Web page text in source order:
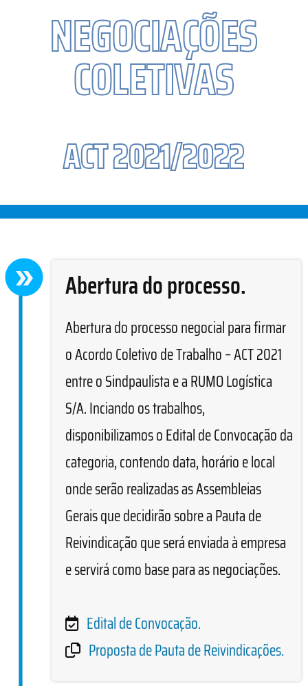
NEGOCIAÇÕES
COLETIVAS
ACT 2021/2022
Abertura do processo.
Abertura do processo negocial para firmar
o Acordo Coletivo de Trabalho – ACT 2021
entre o Sindpaulista e a RUMO Logística
S/A. Inciando os trabalhos,
disponibilizamos o Edital de Convocação da
categoria, contendo data, horário e local
onde serão realizadas as Assembleias
Gerais que decidirão sobre a Pauta de
Reivindicação que será enviada à empresa
e servirá como base para as negociações.
Edital de Convocação.
Proposta de Pauta de Reivindicações.